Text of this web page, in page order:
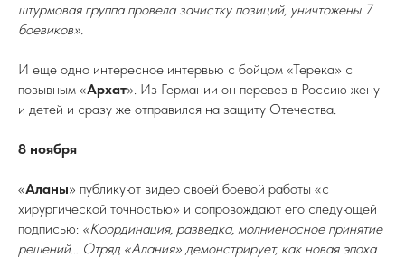
штурмовая группа провела зачистку позиций, уничтожены 7
боевиков».
И еще одно интересное интервью с бойцом «Терека» с
позывным «Архат». Из Германии он перевез в Россию жену
и детей и сразу же отправился на защиту Отечества.
8 ноября
«Аланы» публикуют видео своей боевой работы «с
хирургической точностью» и сопровождают его следующей
подписью: «Координация, разведка, молниеносное принятие
решений… Отряд «Алания» демонстрирует, как новая эпоха